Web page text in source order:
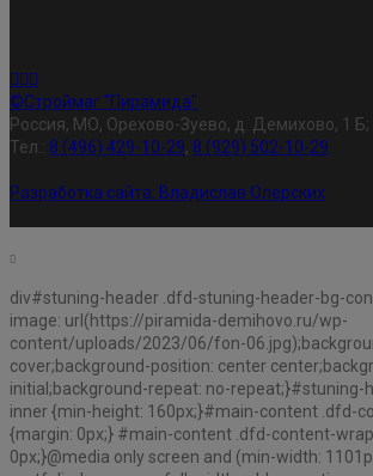
©Строймаг "Пирамида"
Россия, МО, Орехово-Зуево, д. Демихово, 1 Б;
Тел.: 8 (496) 429-10-29, 8 (929) 502-10-29
Разработка сайта: Владислав Олерских
div#stuning-header .dfd-stuning-header-bg-
image: url(https://piramida-demihovo.ru/wp-
content/uploads/2023/06/fon-
cover;background-position: center
initial;background-repeat: no-repeat;}#stuning-
inner {min-height: 160px;}#main-content .dfd-
{margin: 0px;} #main-content .dfd-content-
0px;}@media only screen and (min-width: